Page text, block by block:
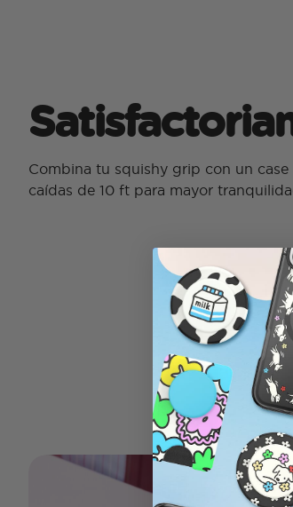
Combina tu squishy grip con un
caídas de 10 ft para mayor